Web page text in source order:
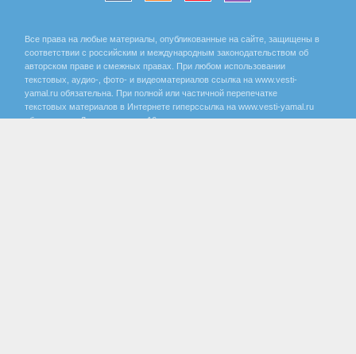
Все права на любые материалы, опубликованные на сайте, защищены в
соответствии с российским и международным законодательством об
авторском праве и смежных правах. При любом использовании
текстовых, аудио-, фото- и видеоматериалов ссылка на www.vesti-
yamal.ru обязательна. При полной или частичной перепечатке
текстовых материалов в Интернете гиперссылка на www.vesti-yamal.ru
обязательна. Для лиц старше 16 лет.